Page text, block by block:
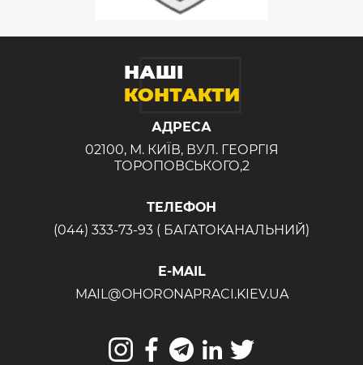
НАШІ
КОНТАКТИ
АДРЕСА
02100, М. КИЇВ, ВУЛ. ГЕОРГІЯ
ТОРОПОВСЬКОГО,2
ТЕЛЕФОН
(044) 333-73-93 ( БАГАТОКАНАЛЬНИЙ)
E-MAIL
MAIL@OHORONAPRACI.KIEV.UA